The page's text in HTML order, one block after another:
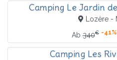
Camping Le Jardin
Lozère -
Ab340€ -41%
Camping Les